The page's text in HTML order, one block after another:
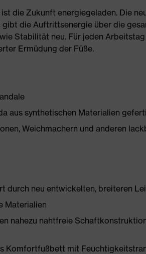
die Zukunft energiegeladen. Die
die Auftrittsenergie über die
Stabilität neu. Für jeden
Ermüdung der Füße.
aus synthetischen Materialien
Weichmachern und anderen
durch neu entwickelten, breiteren
Materialien
nahezu nahtfreie
Komfortfußbett mit